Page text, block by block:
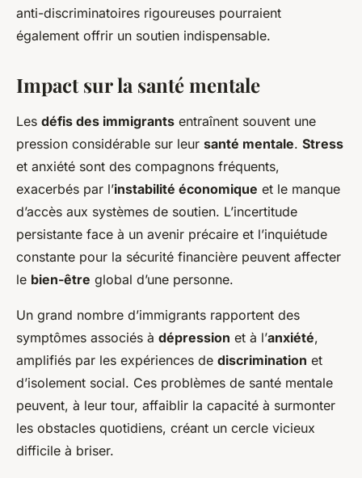
anti-discriminatoires rigoureuses pourraient
également offrir un soutien indispensable.
Impact sur la santé mentale
Les défis des immigrants entraînent souvent une
pression considérable sur leur santé mentale. Stress
et anxiété sont des compagnons fréquents,
exacerbés par l’instabilité économique et le manque
d’accès aux systèmes de soutien. L’incertitude
persistante face à un avenir précaire et l’inquiétude
constante pour la sécurité financière peuvent affecter
le bien-être global d’une personne.
Un grand nombre d’immigrants rapportent des
symptômes associés à dépression et à l’anxiété,
amplifiés par les expériences de discrimination et
d’isolement social. Ces problèmes de santé mentale
peuvent, à leur tour, affaiblir la capacité à surmonter
les obstacles quotidiens, créant un cercle vicieux
difficile à briser.